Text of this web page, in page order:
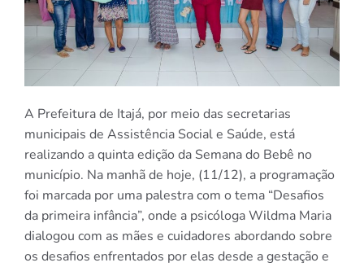
A Prefeitura de Itajá, por meio das secretarias
municipais de Assistência Social e Saúde, está
realizando a quinta edição da Semana do Bebê no
município. Na manhã de hoje, (11/12), a programação
foi marcada por uma palestra com o tema “Desafios
da primeira infância”, onde a psicóloga Wildma Maria
dialogou com as mães e cuidadores abordando sobre
os desafios enfrentados por elas desde a gestação e